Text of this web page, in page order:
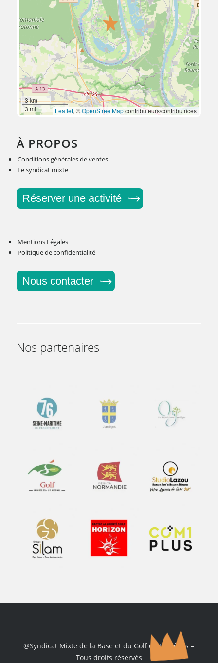
3 km
3 mi
Leaflet, ©OpenStreetMapcontributeurs/contributrices
À PROPOS
Conditions générales de ventes
Le syndicat mixte
Réserver une activité
Mentions Légales
Politique de confidentialité
Nous contacter
Nos partenaires
@Syndicat Mixte de la Base et du Golf de Jumièges –
Tous droits réservés